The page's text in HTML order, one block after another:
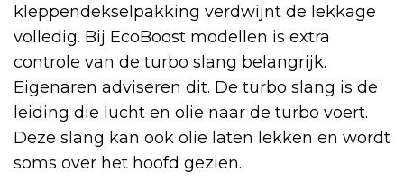
kleppendekselpakking verdwijnt de lekkage
volledig. Bij EcoBoost modellen is extra
controle van de turbo slang belangrijk.
Eigenaren adviseren dit. De turbo slang is de
leiding die lucht en olie naar de turbo voert.
Deze slang kan ook olie laten lekken en wordt
soms over het hoofd gezien.